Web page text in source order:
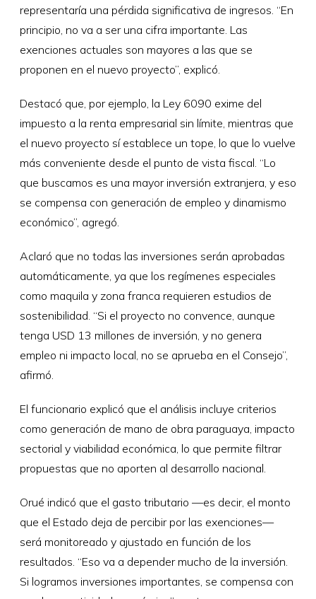
representaría una pérdida significativa de ingresos. “En
principio, no va a ser una cifra importante. Las
exenciones actuales son mayores a las que se
proponen en el nuevo proyecto”, explicó.
Destacó que, por ejemplo, la Ley 6090 exime del
impuesto a la renta empresarial sin límite, mientras que
el nuevo proyecto sí establece un tope, lo que lo vuelve
más conveniente desde el punto de vista fiscal. “Lo
que buscamos es una mayor inversión extranjera, y eso
se compensa con generación de empleo y dinamismo
económico”, agregó.
Aclaró que no todas las inversiones serán aprobadas
automáticamente, ya que los regímenes especiales
como maquila y zona franca requieren estudios de
sostenibilidad. “Si el proyecto no convence, aunque
tenga USD 13 millones de inversión, y no genera
empleo ni impacto local, no se aprueba en el Consejo”,
afirmó.
El funcionario explicó que el análisis incluye criterios
como generación de mano de obra paraguaya, impacto
sectorial y viabilidad económica, lo que permite filtrar
propuestas que no aporten al desarrollo nacional.
Orué indicó que el gasto tributario —es decir, el monto
que el Estado deja de percibir por las exenciones—
será monitoreado y ajustado en función de los
resultados. “Eso va a depender mucho de la inversión.
Si logramos inversiones importantes, se compensa con